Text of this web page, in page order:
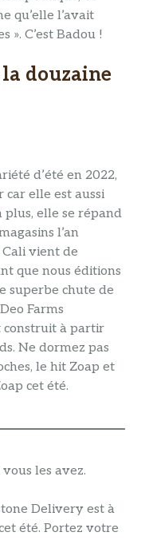
qu’elle l’avait
». C’est Badou !
la douzaine
d’été en 2022,
car elle est aussi
plus, elle se répand
l’an
Cali vient de
que nous éditions
superbe chute de
Farms
construit à partir
Ne dormez pas
le hit Zoap et
cet été.
les avez.
Delivery est à
été. Portez votre